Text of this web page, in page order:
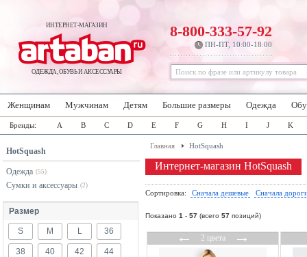
ИНТЕРНЕТ-МАГАЗИН
ОДЕЖДА, ОБУВЬ И АКСЕССУАРЫ
8-800-333-57-92
ПН-ПТ, 10:00-18:00
Женщинам Мужчинам Детям Большие размеры Одежда
Бренды: A B C D E F G H I J K
HotSquash
Одежда (55)
Сумки и аксессуары (2)
Размер
S M L 36
38 40 42 44
Главная HotSquash
Интернет-магазин HotSquash
Сортировка: Сначала дешевые Сначала
Показано 1 - 57 (всего 57 позиций)
←2 цвета→